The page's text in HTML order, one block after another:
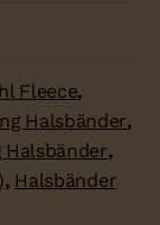
Fleece,
Halsbänder,
Halsbänder,
, Halsbänder